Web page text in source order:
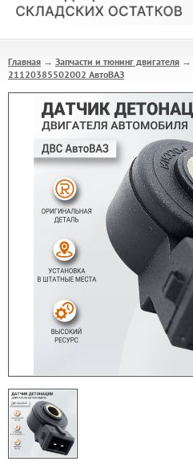
Главная → Запчасти и тюнинг двигателя →
21120385502002 АвтоВАЗ